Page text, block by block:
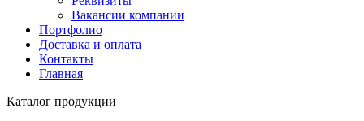
Вакансии компании
Портфолио
Доставка и оплата
Контакты
Главная
Каталог продукции